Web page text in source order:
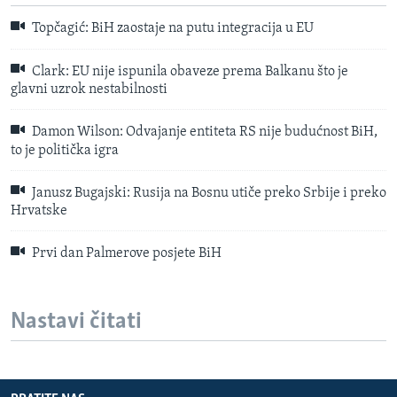
Topčagić: BiH zaostaje na putu integracija u EU
Clark: EU nije ispunila obaveze prema Balkanu što je
glavni uzrok nestabilnosti
Damon Wilson: Odvajanje entiteta RS nije budućnost BiH,
to je politička igra
Janusz Bugajski: Rusija na Bosnu utiče preko Srbije i preko
Hrvatske
Prvi dan Palmerove posjete BiH
Nastavi čitati